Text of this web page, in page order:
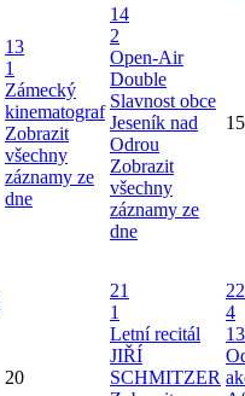
13
1
Zámecký
kinematograf
Zobrazit
všechny
záznamy ze
dne
14
2
Open-Air
Double
Slavnost obce
Jeseník nad
Odrou
Zobrazit
všechny
záznamy ze
dne
15
20
21
1
Letní recitál
JIŘÍ
SCHMITZER
22
4